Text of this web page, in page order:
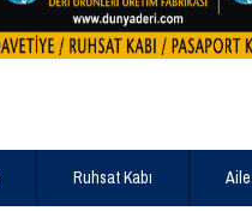
Ruhsat Kabı Aile